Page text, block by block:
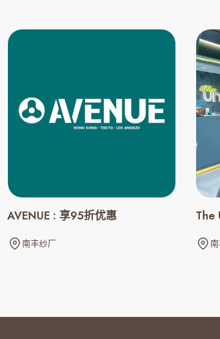
AVENUE : 享95折优惠
南丰纱厂
The